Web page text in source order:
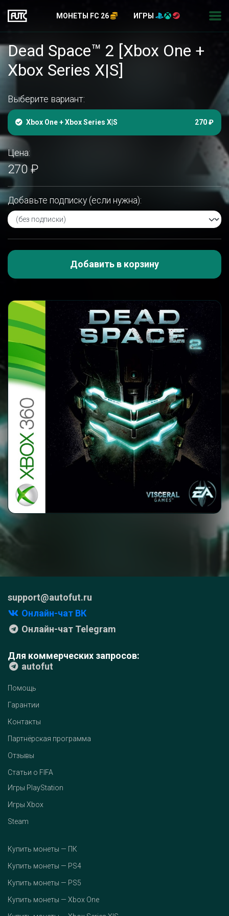
МОНЕТЫ FC 26 ИГРЫ
Dead Space™ 2 [Xbox One +
Xbox Series X|S]
Выберите вариант:
Xbox One + Xbox Series X|S 270 ₽
Цена:
270 ₽
Добавьте подписку (если нужна):
Добавить в корзину
support@autofut.ru
Онлайн-чат ВК
Онлайн-чат Telegram
Для коммерческих запросов:
autofut
Помощь
Гарантии
Контакты
Партнёрская программа
Отзывы
Статьи о FIFA
Игры PlayStation
Игры Xbox
Steam
Купить монеты — ПК
Купить монеты — PS4
Купить монеты — PS5
Купить монеты — Xbox One